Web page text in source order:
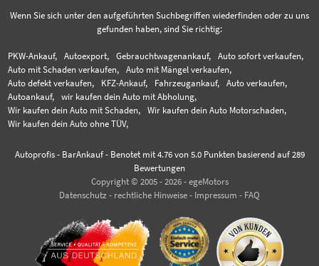
Wenn Sie sich unter den aufgeführten Suchbegriffen wiederfinden oder zu uns
gefunden haben, sind Sie richtig:
PKW-Ankauf, Autoexport, Gebrauchtwagenankauf,
Auto sofort verkaufen,
Auto mit Schaden verkaufen,
Auto mit Mängel verkaufen,
Auto defekt verkaufen,
KFZ-Ankauf, Fahrzeugankauf,
Auto verkaufen,
Autoankauf,
wir kaufen dein Auto mit Abholung,
Wir kaufen dein Auto mit Schaden,
Wir kaufen dein Auto Motorschaden,
Wir kaufen dein Auto ohne TÜV,
Autoprofis - BarAnkauf- Benotet mit 4.76von 5.0 Punkten basierend auf 289
Bewertungen
Copyright © 2005 - 2026 - egeMotors
Datenschutz - rechtliche Hinweise - Impressum - FAQ